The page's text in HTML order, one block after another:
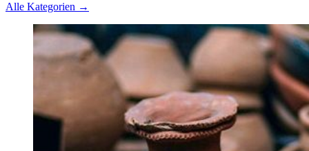
Alle Kategorien →